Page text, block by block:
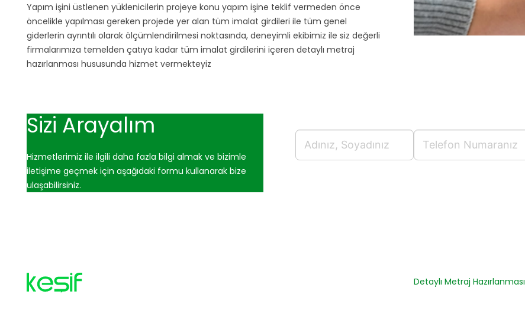
Yapım işini üstlenen yüklenicilerin projeye konu yapım işine teklif vermeden önce
öncelikle yapılması gereken projede yer alan tüm imalat girdileri ile tüm genel
giderlerin ayrıntılı olarak ölçümlendirilmesi noktasında, deneyimli ekibimiz ile siz değerli
firmalarımıza temelden çatıya kadar tüm imalat girdilerini içeren detaylı metraj
hazırlanması hususunda hizmet vermekteyiz
Sizi Arayalım
Hizmetlerimiz ile ilgili daha fazla bilgi almak ve bizimle
iletişime geçmek için aşağıdaki formu kullanarak bize
ulaşabilirsiniz.
Detaylı Metraj Hazırlanması